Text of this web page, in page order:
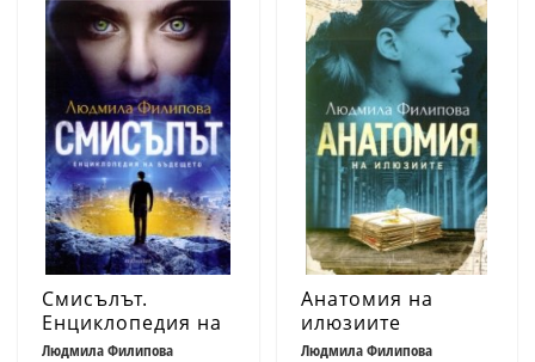
Смисълът.
Енциклопедия на
бъдещето
Людмила Филипова
Анатомия на
илюзиите
Людмила Филипова